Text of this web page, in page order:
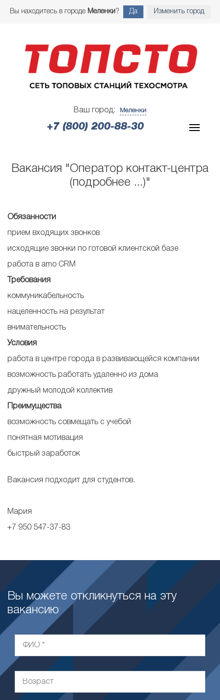
Вы находитесь в городе Меленки? Да Изменить город
Ваш город: Меленки
+7 (800) 200-88-30
Вакансия "Оператор контакт-центра
(подробнее ...)"
Обязанности
прием входящих звонков
исходящие звонки по готовой клиентской базе
работа в amo CRM
Требования
коммуникабельность
нацеленность на результат
внимательность
Условия
работа в центре города в развивающейся компании
возможность работать удаленно из дома
дружный молодой коллектив
Преимущества
возможность совмещать с учебой
понятная мотивация
быстрый заработок
Вакансия подходит для студентов.
Мария
+7 950 547-37-83
Вы можете откликнуться на эту
вакансию